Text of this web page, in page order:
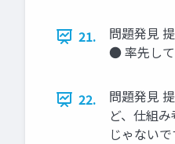
21.
問題発見
● 率先し
22.
問題発見
ど、仕組
じゃない